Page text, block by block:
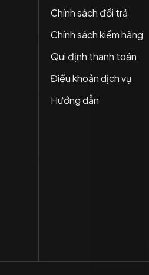
Chính sách đổi trả
Chính sách kiểm hàng
Qui định thanh toán
Điều khoản dịch vụ
Hướng dẫn